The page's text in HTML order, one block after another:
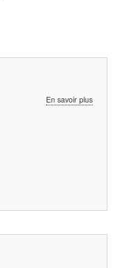
En savoir plussur